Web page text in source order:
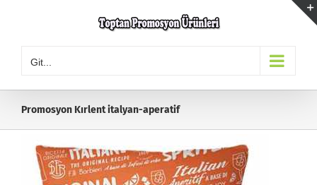
Git...
Promosyon Kırlent italyan-aperatif